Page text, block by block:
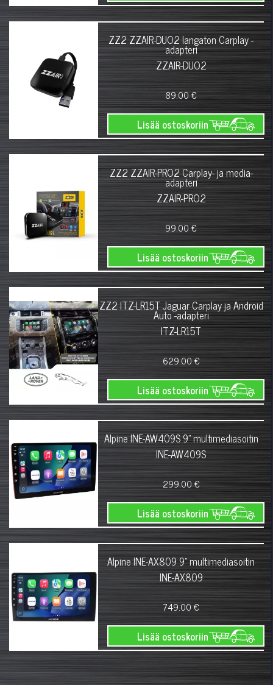
ZZ2 ZZAIR-DUO2 langaton Carplay -
adapteri
ZZAIR-DUO2
89.00 €
Lisää ostoskoriin
ZZ2 ZZAIR-PRO2 Carplay- ja media-
adapteri
ZZAIR-PRO2
99.00 €
Lisää ostoskoriin
ZZ2 ITZ-LR15T Jaguar Carplay ja Android
Auto -adapteri
ITZ-LR15T
629.00 €
Lisää ostoskoriin
Alpine INE-AW409S 9" multimediasoitin
INE-AW409S
299.00 €
Lisää ostoskoriin
Alpine INE-AX809 9" multimediasoitin
INE-AX809
749.00 €
Lisää ostoskoriin